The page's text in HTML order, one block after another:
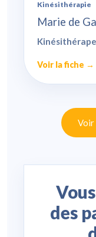
Kinésithérapie
Marie de
Voir la fiche →
Voir
des